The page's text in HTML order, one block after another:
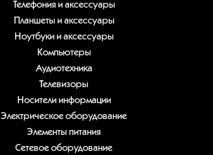
Телефония и аксессуары
Планшеты и аксессуары
Ноутбуки и аксессуары
Компьютеры
Аудиотехника
Телевизоры
Носители информации
Электрическое оборудование
Элементы питания
Сетевое оборудование